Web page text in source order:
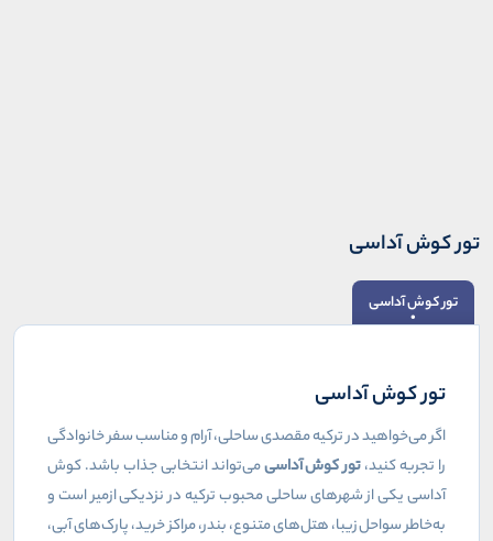
تور کوش آداسی
تور کوش آداسی
تور کوش آداسی
اگر می‌خواهید در ترکیه مقصدی ساحلی، آرام و مناسب سفر خانوادگی
را تجربه کنید،تور کوش آداسیمی‌تواند انتخابی جذاب باشد. کوش
آداسی یکی از شهرهای ساحلی محبوب ترکیه در نزدیکی ازمیر است و
به‌خاطر سواحل زیبا، هتل‌های متنوع، بندر، مراکز خرید، پارک‌های آبی،